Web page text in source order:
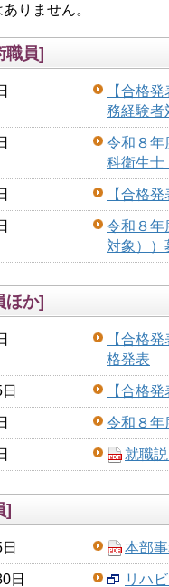
りません。
職員]
【合格
務経験者
令和８
科衛生士
【合格
令和８
対象））
ほか]
【合格
格発表
【合格
令和８年
就職
]
本部
日 リハ